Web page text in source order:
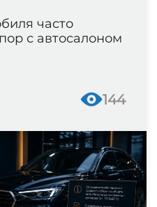
часто
с автосалоном
144